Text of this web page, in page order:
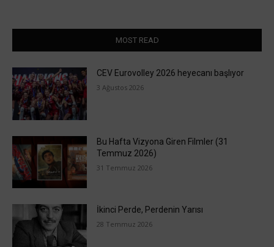
MOST READ
CEV Eurovolley 2026 heyecanı başlıyor
3 Ağustos 2026
Bu Hafta Vizyona Giren Filmler (31
Temmuz 2026)
31 Temmuz 2026
İkinci Perde, Perdenin Yarısı
28 Temmuz 2026